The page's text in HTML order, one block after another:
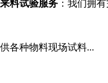
来料试验服务 ：我们拥
供各种物料现场试料...